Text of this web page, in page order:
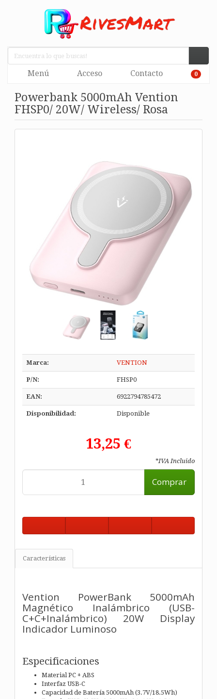
Menú Acceso Contacto 0
Powerbank 5000mAh Vention
FHSP0/ 20W/ Wireless/ Rosa
Marca: VENTION
P/N: FHSP0
EAN: 6922794785472
Disponibilidad: Disponible
13,25 €
*IVA Incluido
Comprar
Características
Vention PowerBank 5000mAh
Magnético Inalámbrico (USB-
C+C+Inalámbrico) 20W Display
Indicador Luminoso
Especificaciones
Material PC + ABS
Interfaz USB-C
Capacidad de Batería 5000mAh (3.7V/18.5Wh)